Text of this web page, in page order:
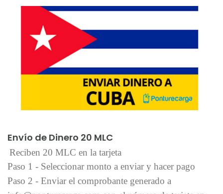
Envío de Dinero 20 MLC
Reciben 20 MLC en la tarjeta
Paso 1 - Seleccionar monto a enviar y hacer pago
Paso 2 - Enviar el comprobante generado a